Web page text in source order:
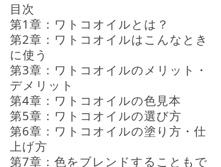
目次
第1章：ワトコオイルとは？
第2章：ワトコオイルはこんなとき
に使う
第3章：ワトコオイルのメリット・
デメリット
第4章：ワトコオイルの色見本
第5章：ワトコオイルの選び方
第6章：ワトコオイルの塗り方・仕
上げ方
第7章：色をブレンドすることもで